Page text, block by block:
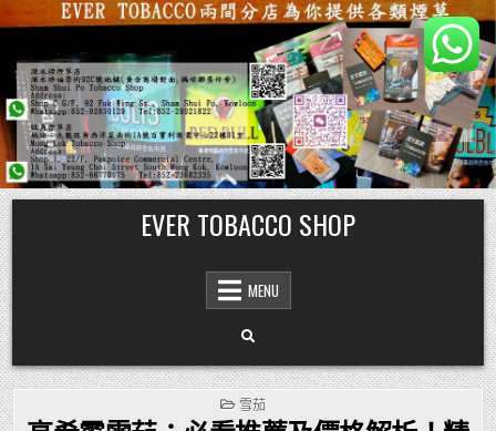
Skip
to
content
EVER TOBACCO SHOP
MENU
POSTED
IN
雪茄